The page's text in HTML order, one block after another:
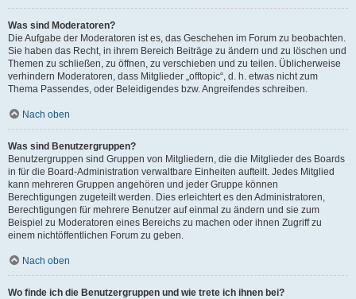
Was sind Moderatoren?
Die Aufgabe der Moderatoren ist es, das Geschehen im Forum zu beobachten.
Sie haben das Recht, in ihrem Bereich Beiträge zu ändern und zu löschen und
Themen zu schließen, zu öffnen, zu verschieben und zu teilen. Üblicherweise
verhindern Moderatoren, dass Mitglieder „offtopic“, d. h. etwas nicht zum
Thema Passendes, oder Beleidigendes bzw. Angreifendes schreiben.
Nach oben
Was sind Benutzergruppen?
Benutzergruppen sind Gruppen von Mitgliedern, die die Mitglieder des Boards
in für die Board-Administration verwaltbare Einheiten aufteilt. Jedes Mitglied
kann mehreren Gruppen angehören und jeder Gruppe können
Berechtigungen zugeteilt werden. Dies erleichtert es den Administratoren,
Berechtigungen für mehrere Benutzer auf einmal zu ändern und sie zum
Beispiel zu Moderatoren eines Bereichs zu machen oder ihnen Zugriff zu
einem nichtöffentlichen Forum zu geben.
Nach oben
Wo finde ich die Benutzergruppen und wie trete ich ihnen bei?